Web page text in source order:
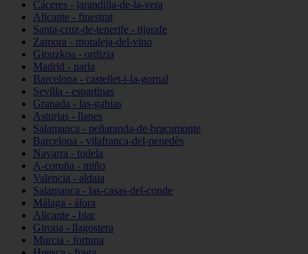
Cáceres - jarandilla-de-la-vera
Alicante - finestrat
Santa-cruz-de-tenerife - tijarafe
Zamora - moraleja-del-vino
Gipuzkoa - ordizia
Madrid - parla
Barcelona - castellet-i-la-gornal
Sevilla - espartinas
Granada - las-gabias
Asturias - llanes
Salamanca - peñaranda-de-bracamonte
Barcelona - vilafranca-del-penedès
Navarra - tudela
A-coruña - miño
Valencia - aldaia
Salamanca - las-casas-del-conde
Málaga - álora
Alicante - biar
Girona - llagostera
Murcia - fortuna